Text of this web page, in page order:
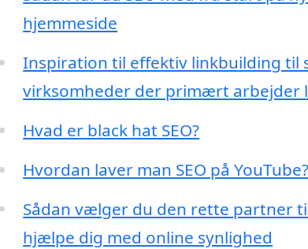
hjemmeside
Inspiration til effektiv linkbuilding til
virksomheder der primært arbejder
Hvad er black hat SEO?
Hvordan laver man SEO på YouTube?
Sådan vælger du den rette partner
hjælpe dig med online synlighed